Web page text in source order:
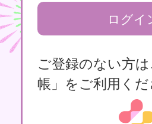
ログイ
ご登録のない方
帳」をご利用くだ